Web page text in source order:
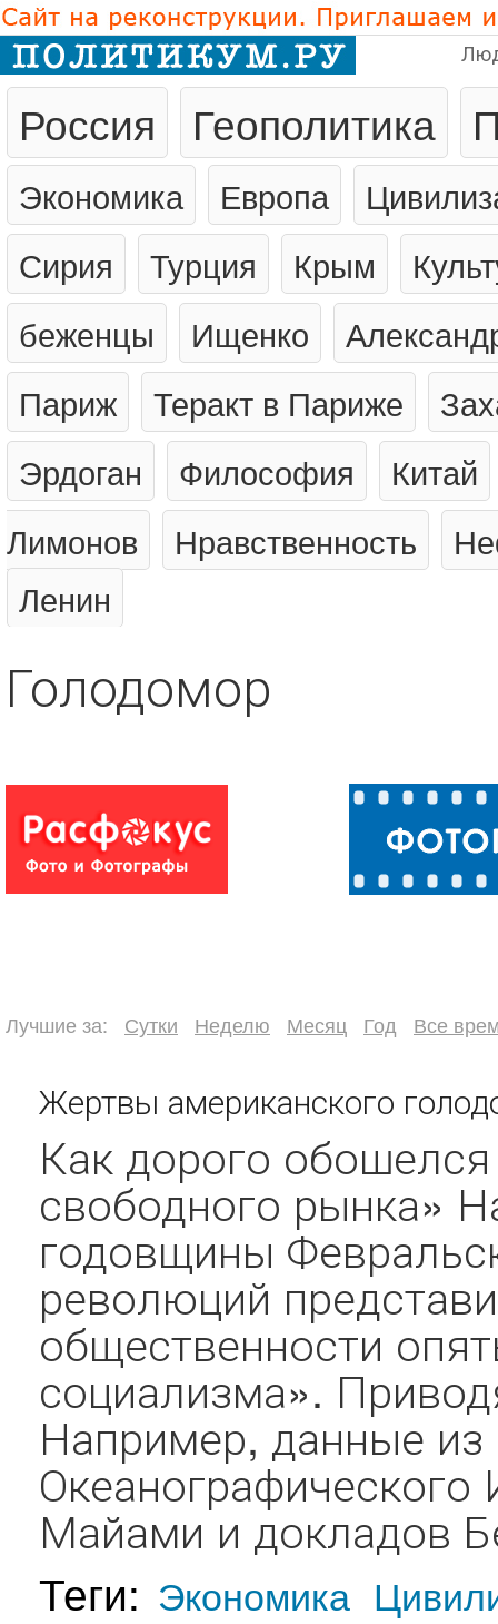
Россия Геополитика
Экономика Европа
Сирия
Турция Крым
беженцы
Ищенко
Париж
Теракт в Париже
Эрдоган
Философия
Китай
Лимонов
Нравственность
Ленин
Голодомор
Лучшие за: Сутки Неделю Месяц Год Все
Жертвы американского
Как дорого
свободного рынка»
годовщины
революций
общественности
социализма».
Например, данные из
Океанографического
Майами и докладов
Теги: Экономика